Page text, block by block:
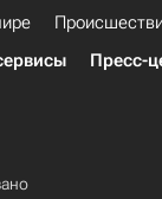
Пресс-